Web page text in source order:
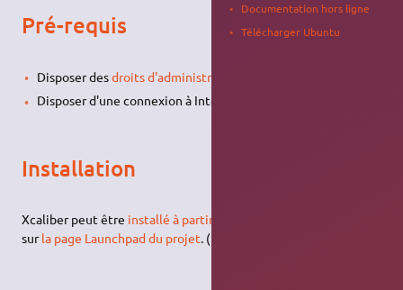
Pré-requis
Disposer desdroits d'administration
Disposer d'une connexion à Internet configurée et activée.
Installation
Xcaliber peut être installé à partir du paquet .deb
surla page Launchpad du projet. (Le bouton vert à droite.)
Documentation hors ligne
Télécharger Ubuntu